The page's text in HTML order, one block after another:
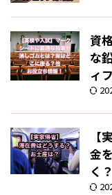
資
な
ィ
【
金
く？